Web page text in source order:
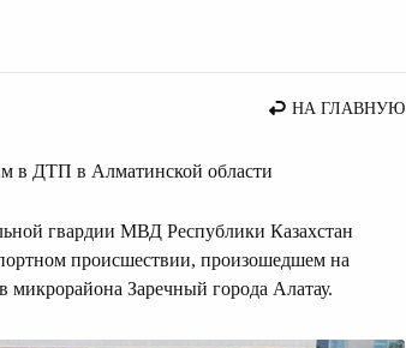
НА ГЛАВНУЮ
в ДТП в Алматинской области
гвардии МВД Республики Казахстан
происшествии, произошедшем на
микрорайона Заречный города Алатау.